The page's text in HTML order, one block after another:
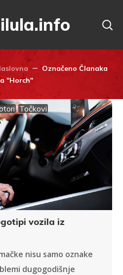
Označeno Članaka
"Horch"
Točkovi
vozila iz
nisu samo oznake
dugogodišnje